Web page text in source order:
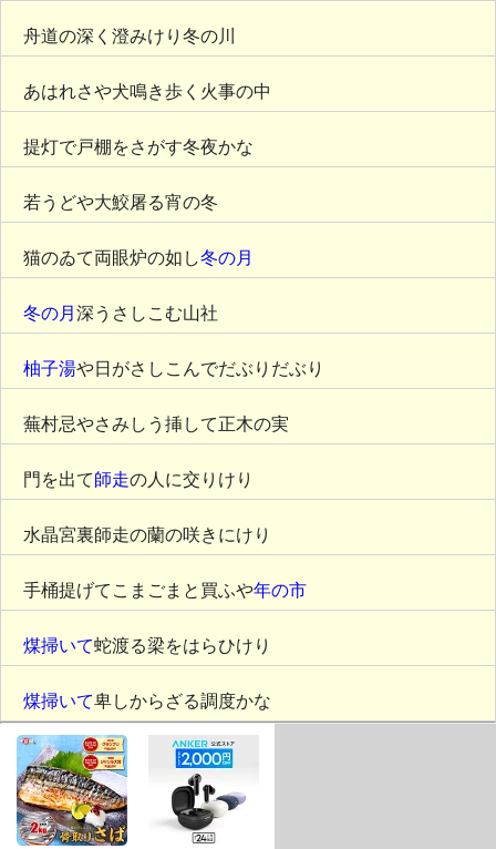
舟道の深く澄みけり冬の川
あはれさや犬鳴き歩く火事の中
提灯で戸棚をさがす冬夜かな
若うどや大鮫屠る宵の冬
猫のゐて両眼炉の如し冬の月
冬の月 深うさしこむ山社
柚子湯や日がさしこんでだぶりだぶり
蕪村忌やさみしう挿して正木の実
門を出て師走の人に交りけり
水晶宮裏師走の蘭の咲きにけり
手桶提げてこまごまと買ふや年の市
煤掃いて蛇渡る梁をはらひけり
煤掃いて卑しからざる調度かな